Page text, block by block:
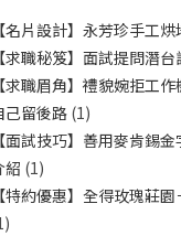
【名片設計】永芳珍手工烘
【求職秘笈】面試提問潛
【求職眉角】禮貌婉拒工
己留後路(1)
【面試技巧】善用麥肯錫
紹 (1)
【特約優惠】全得玫瑰莊